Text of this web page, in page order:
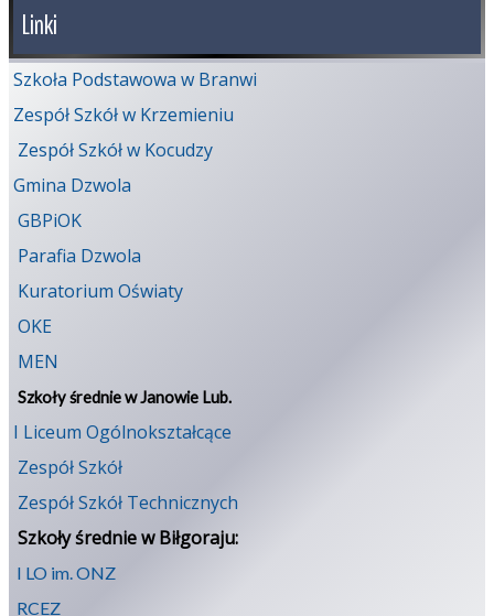
Linki
Szkoła Podstawowa w Branwi
Zespół Szkół w Krzemieniu
Zespół Szkół w Kocudzy
Gmina Dzwola
GBPiOK
Parafia Dzwola
Kuratorium Oświaty
OKE
MEN
Szkoły średnie w Janowie Lub.
I Liceum Ogólnokształcące
Zespół Szkół
Zespół Szkół Technicznych
Szkoły średnie w Biłgoraju:
I LO im. ONZ
RCEZ